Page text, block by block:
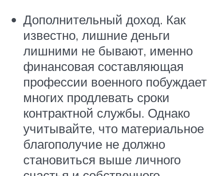
Дополнительный доход. Как
известно, лишние деньги
лишними не бывают, именно
финансовая составляющая
профессии военного побуждает
многих продлевать сроки
контрактной службы. Однако
учитывайте, что материальное
благополучие не должно
становиться выше личного